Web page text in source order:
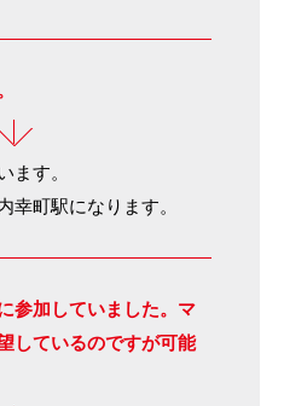
ます。
幸町駅になります。
参加していました。 マ
しているのですが可能